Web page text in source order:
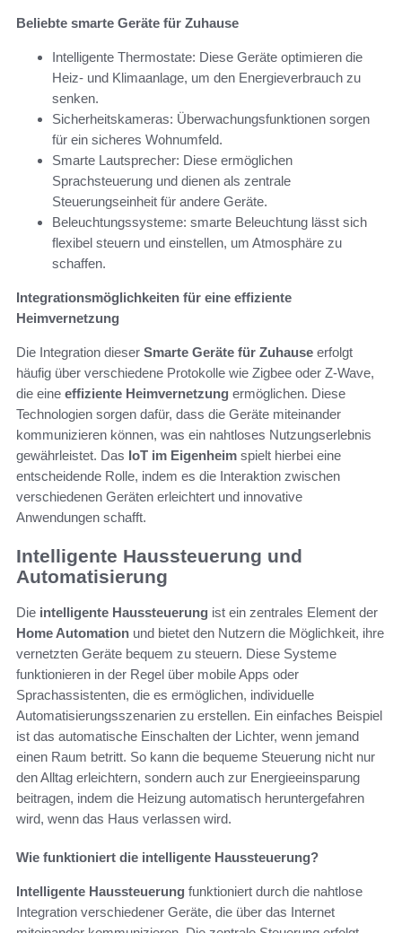
Beliebte smarte Geräte für Zuhause
Intelligente Thermostate: Diese Geräte optimieren die
Heiz- und Klimaanlage, um den Energieverbrauch zu
senken.
Sicherheitskameras: Überwachungsfunktionen sorgen
für ein sicheres Wohnumfeld.
Smarte Lautsprecher: Diese ermöglichen
Sprachsteuerung und dienen als zentrale
Steuerungseinheit für andere Geräte.
Beleuchtungssysteme: smarte Beleuchtung lässt sich
flexibel steuern und einstellen, um Atmosphäre zu
schaffen.
Integrationsmöglichkeiten für eine effiziente
Heimvernetzung
Die Integration dieser Smarte Geräte für Zuhause erfolgt
häufig über verschiedene Protokolle wie Zigbee oder Z-Wave,
die eine effiziente Heimvernetzung ermöglichen. Diese
Technologien sorgen dafür, dass die Geräte miteinander
kommunizieren können, was ein nahtloses Nutzungserlebnis
gewährleistet. Das IoT im Eigenheim spielt hierbei eine
entscheidende Rolle, indem es die Interaktion zwischen
verschiedenen Geräten erleichtert und innovative
Anwendungen schafft.
Intelligente Haussteuerung und
Automatisierung
Die intelligente Haussteuerung ist ein zentrales Element der
Home Automation und bietet den Nutzern die Möglichkeit, ihre
vernetzten Geräte bequem zu steuern. Diese Systeme
funktionieren in der Regel über mobile Apps oder
Sprachassistenten, die es ermöglichen, individuelle
Automatisierungsszenarien zu erstellen. Ein einfaches Beispiel
ist das automatische Einschalten der Lichter, wenn jemand
einen Raum betritt. So kann die bequeme Steuerung nicht nur
den Alltag erleichtern, sondern auch zur Energieeinsparung
beitragen, indem die Heizung automatisch heruntergefahren
wird, wenn das Haus verlassen wird.
Wie funktioniert die intelligente Haussteuerung?
Intelligente Haussteuerung funktioniert durch die nahtlose
Integration verschiedener Geräte, die über das Internet